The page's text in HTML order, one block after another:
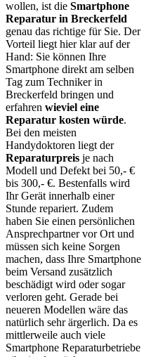
wollen, ist die Smartphone
Reparatur in Breckerfeld
genau das richtige für Sie. Der
Vorteil liegt hier klar auf der
Hand: Sie können Ihre
Smartphone direkt am selben
Tag zum Techniker in
Breckerfeld bringen und
erfahren wieviel eine
Reparatur kosten würde.
Bei den meisten
Handydoktoren liegt der
Reparaturpreis je nach
Modell und Defekt bei 50,- €
bis 300,- €. Bestenfalls wird
Ihr Gerät innerhalb einer
Stunde repariert. Zudem
haben Sie einen persönlichen
Ansprechpartner vor Ort und
müssen sich keine Sorgen
machen, dass Ihre Smartphone
beim Versand zusätzlich
beschädigt wird oder sogar
verloren geht. Gerade bei
neueren Modellen wäre das
natürlich sehr ärgerlich. Da es
mittlerweile auch viele
Smartphone Reparaturbetriebe